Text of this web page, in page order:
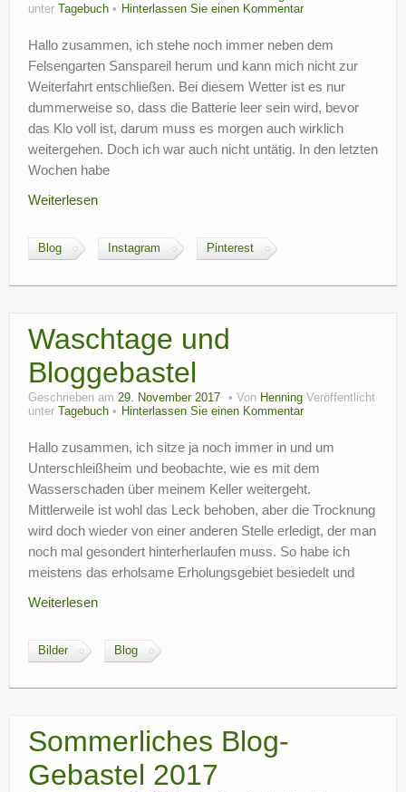
unter
Tagebuch Hinterlassen Sie einen Kommentar
Hallo zusammen, ich stehe noch immer neben dem
Felsengarten Sanspareil herum und kann mich nicht zur
Weiterfahrt entschließen. Bei diesem Wetter ist es nur
dummerweise so, dass die Batterie leer sein wird, bevor
das Klo voll ist, darum muss es morgen auch wirklich
weitergehen. Doch ich war auch nicht untätig. In den letzten
Wochen habe
Weiterlesen
Blog Instagram Pinterest
Waschtage und
Bloggebastel
Geschrieben am 29. November 2017 Von Henning Veröffentlicht
unter
Tagebuch Hinterlassen Sie einen Kommentar
Hallo zusammen, ich sitze ja noch immer in und um
Unterschleißheim und beobachte, wie es mit dem
Wasserschaden über meinem Keller weitergeht.
Mittlerweile ist wohl das Leck behoben, aber die Trocknung
wird doch wieder von einer anderen Stelle erledigt, der man
noch mal gesondert hinterherlaufen muss. So habe ich
meistens das erholsame Erholungsgebiet besiedelt und
Weiterlesen
Bilder Blog
Sommerliches Blog-
Gebastel 2017